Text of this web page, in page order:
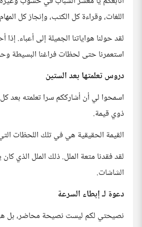
اللغات، وقراءة كل الكتب، وإنجاز كل
لقد حولنا هواياتنا الجميلة إلى أعباء.
استعمرنا حتى لحظات فراغنا البسيطة
دروس تعلمتها بعد الستين
اسمحوا لي أن أشارككم سرا تعلمته بعد
ذوي قيمة.
القيمة الحقيقية هي في تلك اللحظات التي
لقد فقدنا متعة الملل. ذلك الملل الذي
الشاشات.
دعوة لـ إبطاء السرعة
نصيحتي لكم ليست نصيحة محاضر، بل